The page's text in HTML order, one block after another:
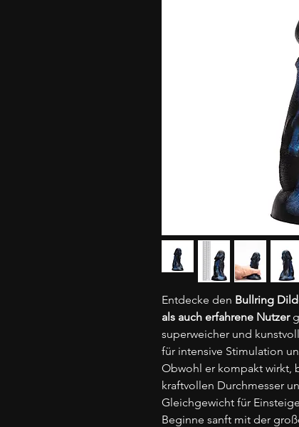
Entdecke den Bullring
als auch erfahrene Nutzer
superweicher und
für intensive Stimulation
Obwohl er kompakt wirkt,
kraftvollen Durchmesser
Gleichgewicht für
Beginne sanft mit der